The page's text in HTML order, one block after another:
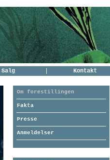
Salg Kontakt
Om forestillingen
Fakta
Presse
Anmeldelser